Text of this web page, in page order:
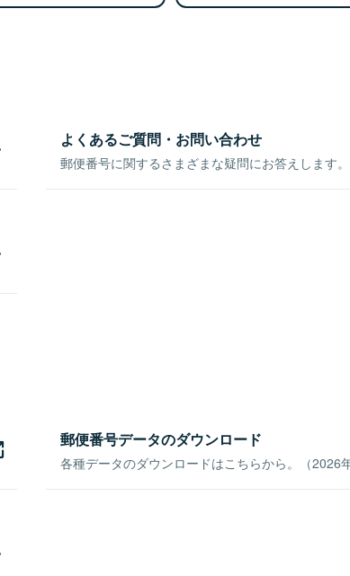
よくあるご質問・お問い合わせ
郵便番号に関するさまざまな疑問にお答えします。
郵便番号データのダウンロード
各種データのダウンロードはこちらから。（2026